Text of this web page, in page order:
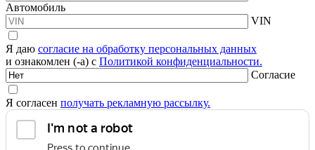
Автомобиль
VIN
Я даю согласие на обработку персональных данных
и ознакомлен (-а) с Политикой конфиденциальности.
Согласие
Я согласен получать рекламную рассылку.